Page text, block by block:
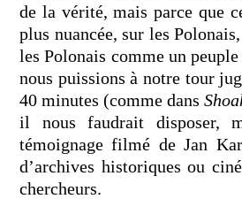
de la vérité, mais parce que
plus nuancée, sur les
les Polonais comme un
nous puissions à notre tour
40 minutes (comme dans
il nous faudrait disposer,
témoignage filmé de Jan
d’archives historiques ou
chercheurs.